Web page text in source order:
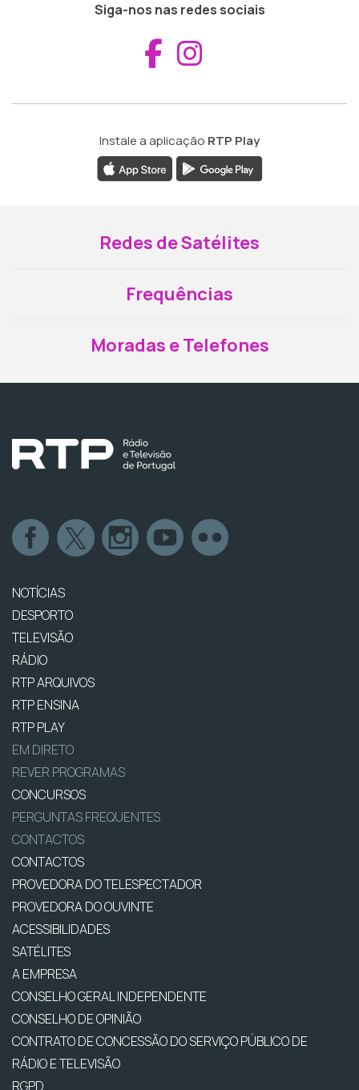
Siga-nos nas redes sociais
Aceder ao
Instale a aplicação RTP Play
Redes de Satélites
Frequências
Moradas e Telefones
NOTÍCIAS
DESPORTO
TELEVISÃO
RÁDIO
RTP ARQUIVOS
RTP ENSINA
RTP PLAY
EM DIRETO
REVER PROGRAMAS
CONCURSOS
PERGUNTAS FREQUENTES
CONTACTOS
CONTACTOS
PROVEDORA DO TELESPECTADOR
PROVEDORA DO OUVINTE
ACESSIBILIDADES
SATÉLITES
A EMPRESA
CONSELHO GERAL INDEPENDENTE
CONSELHO DE OPINIÃO
CONTRATO DE CONCESSÃO DO SERVIÇO PÚBLICO DE
RÁDIO E TELEVISÃO
RGPD